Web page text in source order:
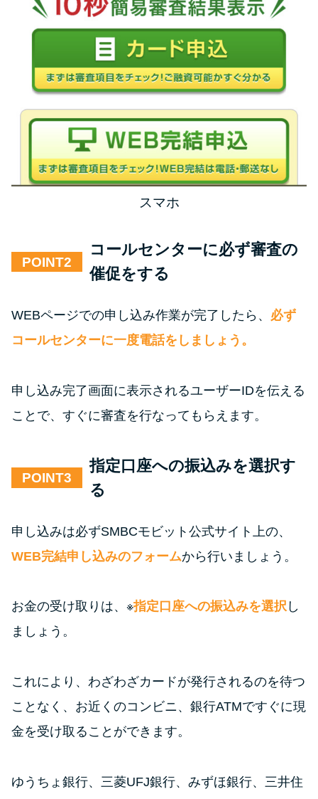
スマホ
POINT
コールセンターに必ず審査の
催促をする
WEBページでの申し込み作業が完了したら、 必ず
コールセンターに一度電話をしましょう。
申し込み完了画面に表示されるユーザーIDを伝える
ことで、すぐに審査を行なってもらえます。
POINT
指定口座への振込みを選択す
る
申し込みは必ずSMBCモビット公式サイト上の、
WEB完結申し込みのフォームから行いましょう。
お金の受け取りは、※指定口座への振込みを選択 し
ましょう。
これにより、わざわざカードが発行されるのを待つ
ことなく、お近くのコンビニ、銀行ATMですぐに現
金を受け取ることができます。
ゆうちょ銀行、三菱UFJ銀行、みずほ銀行、三井住